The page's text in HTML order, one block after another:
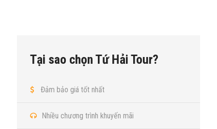
Tại sao chọn Tứ Hải Tour?
Đảm bảo giá tốt nhất
Nhiều chương trình khuyến mãi